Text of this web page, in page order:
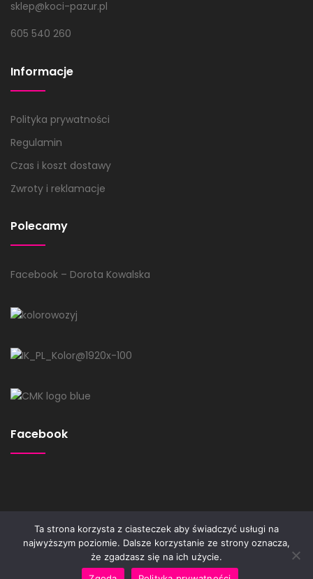
sklep@koci-pazur.pl
605 540 260
Informacje
Polityka prywatności
Regulamin
Czas i koszt dostawy
Zwroty i reklamacje
Polecamy
Facebook – Dorota Kowalska
Facebook
Copyright © koci-pazur.pl
Ta strona korzysta z ciasteczek aby świadczyć usługi na
najwyższym poziomie. Dalsze korzystanie ze strony oznacza,
że zgadzasz się na ich użycie.